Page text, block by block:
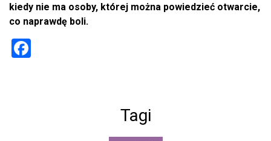
kiedy nie ma osoby, której można powiedzieć otwarcie,
co naprawdę boli.
Tagi